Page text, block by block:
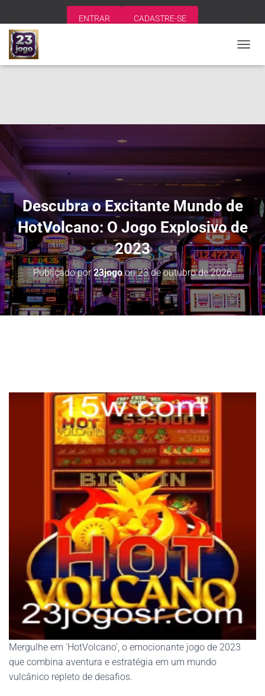
ENTRAR CADASTRE-SE
L
V
A
O
Descubra o Excitante Mundo de
HotVolcano: O Jogo Explosivo de
2023
Publicado por23jogoon23 de outubro de 2026
Mergulhe em 'HotVolcano', o emocionante jogo de 2023
que combina aventura e estratégia em um mundo
vulcânico repleto de desafios.